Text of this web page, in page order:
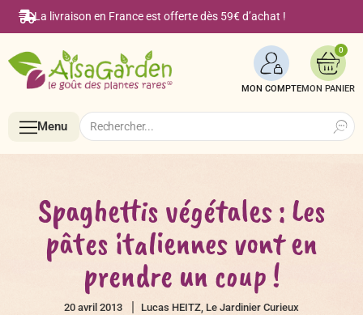
La livraison en France est offerte dès 59€ d’achat !
MON COMPTE
0
Menu
Accueil
Boutique en ligne
Search
for:
Spaghettis végétales : Les
pâtes italiennes vont en
prendre un coup !
20 avril 2013 Lucas HEITZ, Le Jardinier Curieux